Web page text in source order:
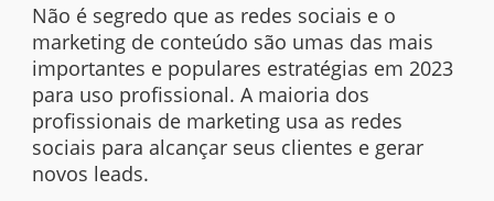
Não é segredo que as redes sociais e o
marketing de conteúdo são umas das mais
importantes e populares estratégias em 2023
para uso profissional. A maioria dos
profissionais de marketing usa as redes
sociais para alcançar seus clientes e gerar
novos leads.